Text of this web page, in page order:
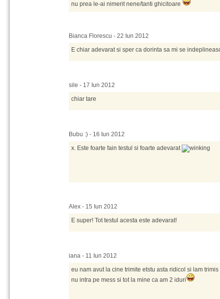
nu prea le-ai nimerit nene/tanti ghicitoare
Bianca Florescu - 22 Iun 2012
E chiar adevarat si sper ca dorinta sa mi se
sile - 17 Iun 2012
chiar tare
Bubu :) - 16 Iun 2012
x. Este foarte fain testul si foarte adevarat
Alex - 15 Iun 2012
E super! Tot testul acesta este adevarat!
iana - 11 Iun 2012
eu nam avut la cine trimite etstu asta ridicol si lam
nu intra pe mess si tot la mine ca am 2 iduri